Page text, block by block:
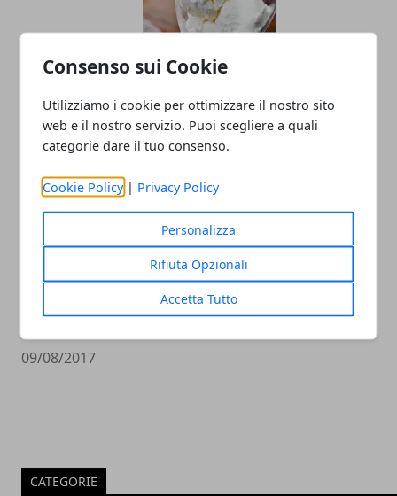
Consenso sui Cookie
Utilizziamo i cookie per ottimizzare il nostro sito
web e il nostro servizio. Puoi scegliere a quali
categorie dare il tuo consenso.
Cookie Policy | Privacy Policy
Personalizza
Rifiuta Opzionali
Accetta Tutto
Gelato allo Yogurt e frutta Bimby
09/08/2017
09/08/2017
CATEGORIE